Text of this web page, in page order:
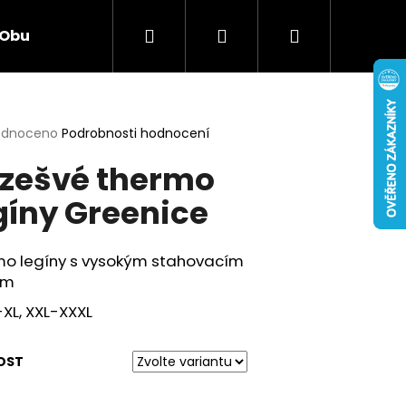
Obuv Smíšené zboží
Hledat PřihlášeníNákupní
Podrobnosti hodnocení
thermo
Greenice
legíny s vysokým stahovacím
XXL-XXXL
Následující